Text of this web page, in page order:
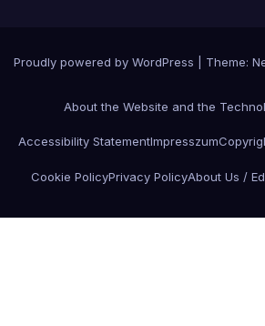
Proudly powered by WordPress Theme:
About the Website and the
Accessibility StatementImpresszum
Cookie PolicyPrivacy PolicyAbout Us /